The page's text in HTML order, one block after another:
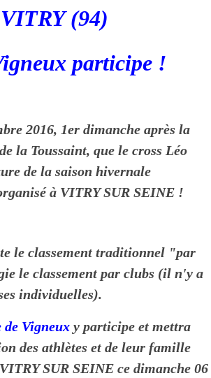
VITRY (94)
participe !
2016, 1er dimanche après la
la Toussaint, que le cross Léo
de la saison hivernale
à VITRY SUR SEINE !
le classement traditionnel "par
le classement par clubs (il n'y a
individuelles).
Vigneux y participe et mettra
des athlètes et de leur famille
SUR SEINE ce dimanche 06